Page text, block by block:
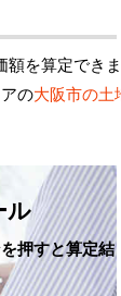
を算定できま
の大阪市の土
ル
押すと算定結